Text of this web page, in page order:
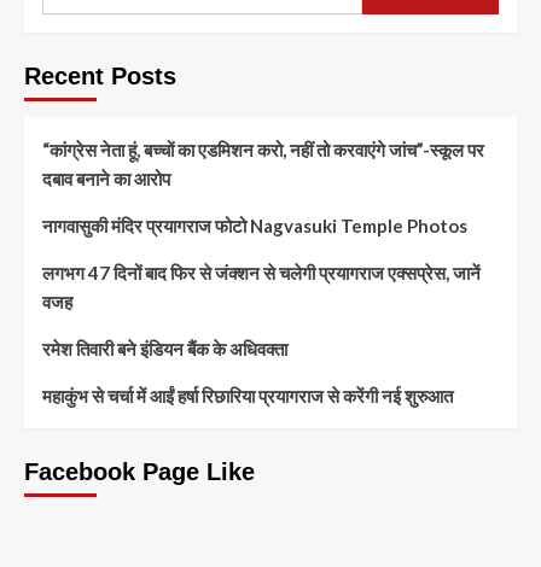
Recent Posts
“कांग्रेस नेता हूं, बच्चों का एडमिशन करो, नहीं तो करवाएंगे जांच”-स्कूल पर
दबाव बनाने का आरोप
नागवासुकी मंदिर प्रयागराज फोटो Nagvasuki Temple Photos
लगभग 47 दिनों बाद फिर से जंक्शन से चलेगी प्रयागराज एक्सप्रेस, जानें
वजह
रमेश तिवारी बने इंडियन बैंक के अधिवक्ता
महाकुंभ से चर्चा में आईं हर्षा रिछारिया प्रयागराज से करेंगी नई शुरुआत
Facebook Page Like